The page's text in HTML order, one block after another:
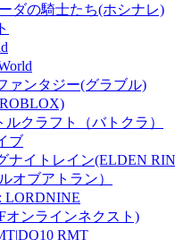
ダの騎士たち(ホシナレ)
ァンタジー(グラブル)
ルクラフト（バトクラ）
ブ
ナイトレイン(ELDEN
オブアトラン）
LORDNINE
オンラインネクスト)
RMT